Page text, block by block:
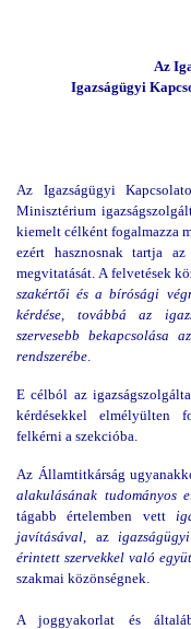
Az
Igazságügyi
Az Igazságügyi
Minisztérium
kiemelt célként fogalmazza
ezért hasznosnak tartja
megvitatását. A felvetések
szakértői és a bírósági
kérdése, továbbá az
szervesebb bekapcsolása
rendszerébe
E célból az
kérdésekkel elmélyülten
felkérni a szekcióba.
Az Államtitkárság
alakulásának tudományos
tágabb értelemben vett
javításával , az
érintett szervekkel való
szakmai közönségnek.
A joggyakorlat és